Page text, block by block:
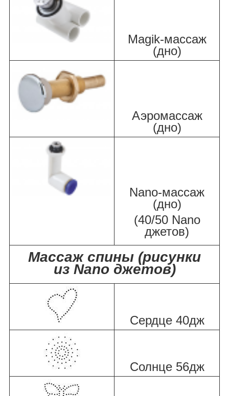
Magik-массаж
(дно)
Аэромассаж
(дно)
Nano-массаж
(дно)
(40/50 Nano
джетов)
Массаж спины (рисунки
из Nano джетов)
Сердце 40дж
Солнце 56дж